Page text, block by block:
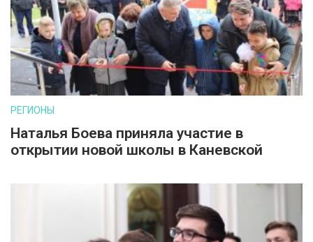
РЕГИОНЫ
Наталья Боева приняла участие в
открытии новой школы в Каневской